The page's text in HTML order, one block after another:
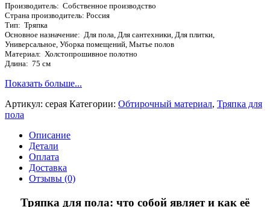
75х100,
пл.
180
гр.
Производитель: Собственное производство
Страна производитель: Россия
Тип: Тряпка
Основное назначение: Для пола, Для сантехники, Для плитки,
Универсальное, Уборка помещений, Мытье полов
Материал: Холстопрошивное полотно
Длина: 75 см
Показать больше...
Артикул: серая Категории: Обтирочный материал, Тряпка для
пола
Описание
Детали
Оплата
Доставка
Отзывы (0)
Тряпка для пола: что собой являет и как её